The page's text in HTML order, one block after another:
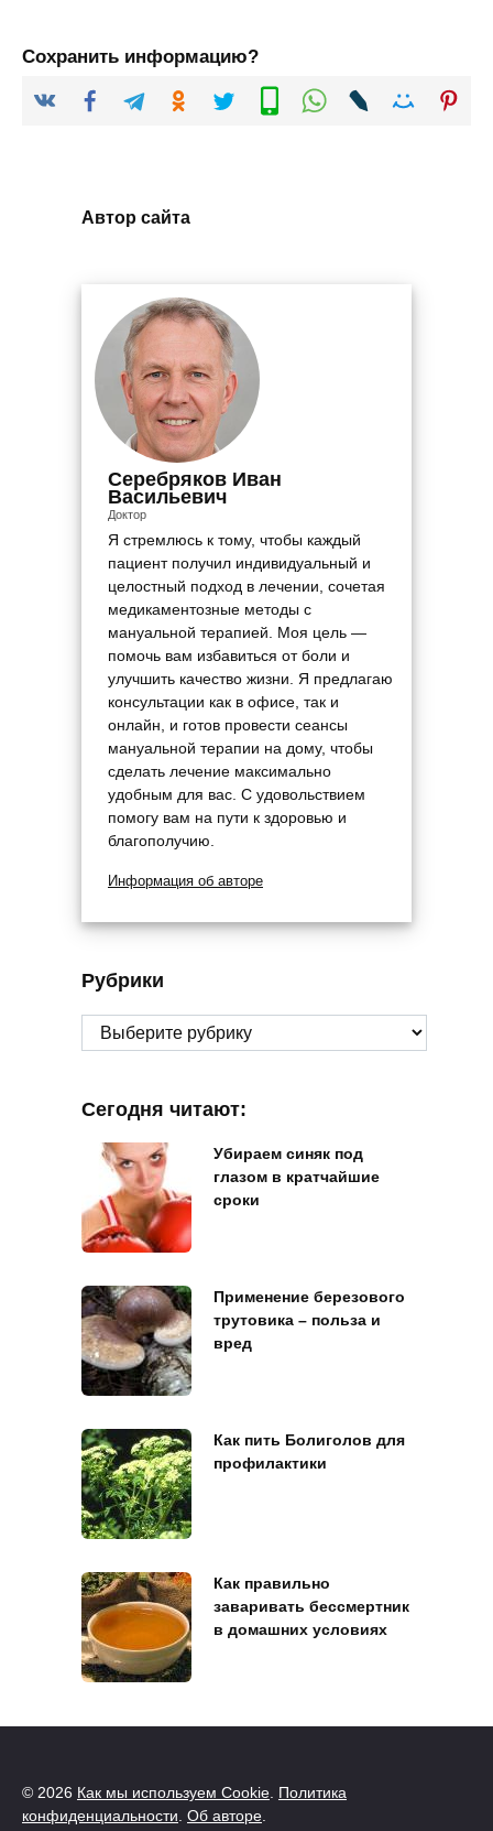
Сохранить информацию?
Автор сайта
Серебряков Иван
Васильевич
Доктор
Я стремлюсь к тому, чтобы каждый
пациент получил индивидуальный и
целостный подход в лечении, сочетая
медикаментозные методы с
мануальной терапией. Моя цель —
помочь вам избавиться от боли и
улучшить качество жизни. Я предлагаю
консультации как в офисе, так и
онлайн, и готов провести сеансы
мануальной терапии на дому, чтобы
сделать лечение максимально
удобным для вас. С удовольствием
помогу вам на пути к здоровью и
благополучию.
Информация об авторе
Рубрики
Рубрики
Сегодня читают:
Убираем синяк под
глазом в кратчайшие
сроки
Применение березового
трутовика – польза и
вред
Как пить Болиголов для
профилактики
Как правильно
заваривать бессмертник
в домашних условиях
© 2026 Как мы используем Cookie. Политика
конфиденциальности. Об авторе.